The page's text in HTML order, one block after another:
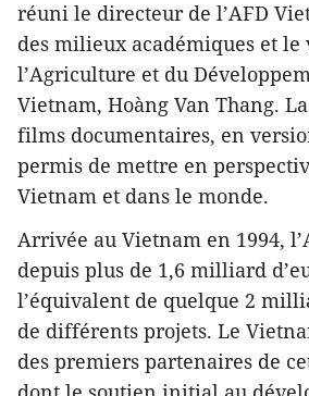
réuni le directeur de l’AFD
des milieux académiques et
l’Agriculture et du
Vietnam, Hoàng Van Thang.
films documentaires, en
permis de mettre en
Vietnam et dans le monde.
Arrivée au Vietnam en 1994,
depuis plus de 1,6 milliard
l’équivalent de quelque 2
de différents projets. Le
des premiers partenaires de